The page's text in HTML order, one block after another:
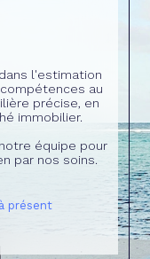
l'estimation
au
précise, en
immobilier.
équipe pour
par nos soins.
présent